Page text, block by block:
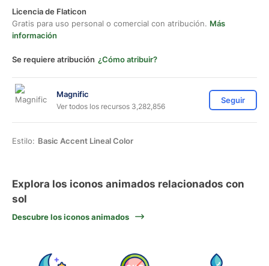
Licencia de Flaticon
Gratis para uso personal o comercial con atribución. Más
información
Se requiere atribución ¿Cómo atribuir?
Magnific
Ver todos los recursos 3,282,856
Seguir
Estilo: Basic Accent Lineal Color
Explora los iconos animados relacionados con
sol
Descubre los iconos animados